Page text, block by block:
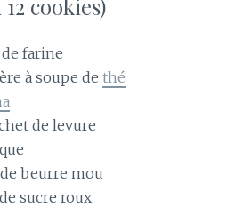
cookies)
farine
à soupe de thé
de levure
beurre mou
sucre roux